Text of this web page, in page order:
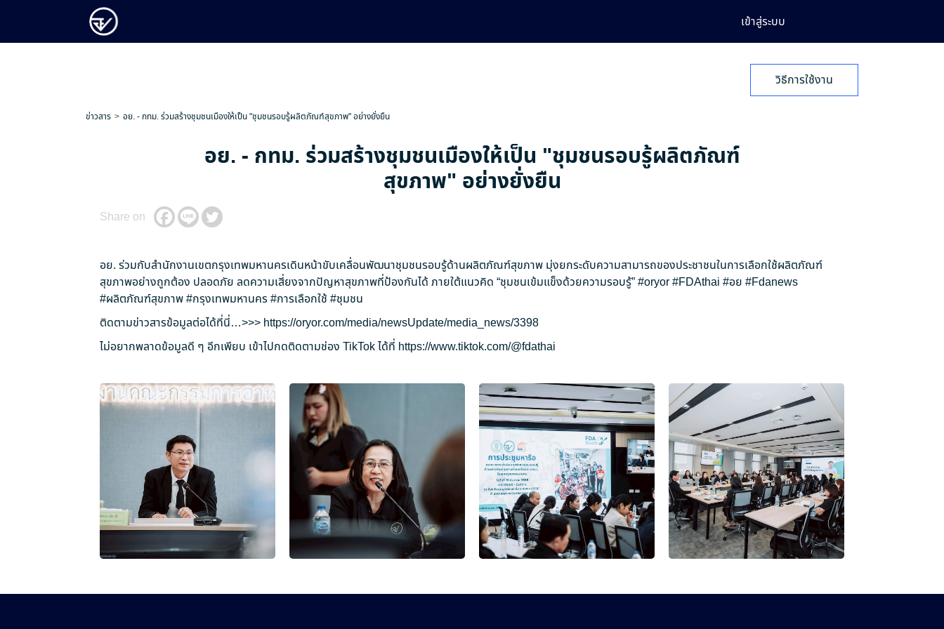
เข้าสู่ระบบ
วิธีการใช้งาน
ข่าวสาร อย. - กทม. ร่วมสร้างชุมชนเมืองให้เป็น "ชุมชนรอบรู้ผลิตภัณฑ์สุขภาพ" อย่างยั่งยืน
อย. - กทม. ร่วมสร้างชุมชนเมืองให้เป็น "ชุมชนรอบรู้ผลิตภัณฑ์
สุขภาพ" อย่างยั่งยืน
Share on
อย. ร่วมกับสำนักงานเขตกรุงเทพมหานครเดินหน้าขับเคลื่อนพัฒนาชุมชนรอบรู้ด้านผลิตภัณฑ์สุขภาพ มุ่งยกระดับความสามารถของประชาชนในการเลือกใช้ผลิตภัณฑ์
สุขภาพอย่างถูกต้อง ปลอดภัย ลดความเสี่ยงจากปัญหาสุขภาพที่ป้องกันได้ ภายใต้แนวคิด “ชุมชนเข้มแข็งด้วยความรอบรู้”#oryor#FDAthai #อย #Fdanews
#ผลิตภัณฑ์สุขภาพ#กรุงเทพมหานคร#การเลือกใช้ #ชุมชน
ติดตามข่าวสารข้อมูลต่อได้ที่นี่…>>> https://oryor.com/media/newsUpdate/media_news/3398
ไม่อยากพลาดข้อมูลดี ๆ อีกเพียบ เข้าไปกดติดตามช่อง TikTok ได้ที่ https://www.tiktok.com/@fdathai